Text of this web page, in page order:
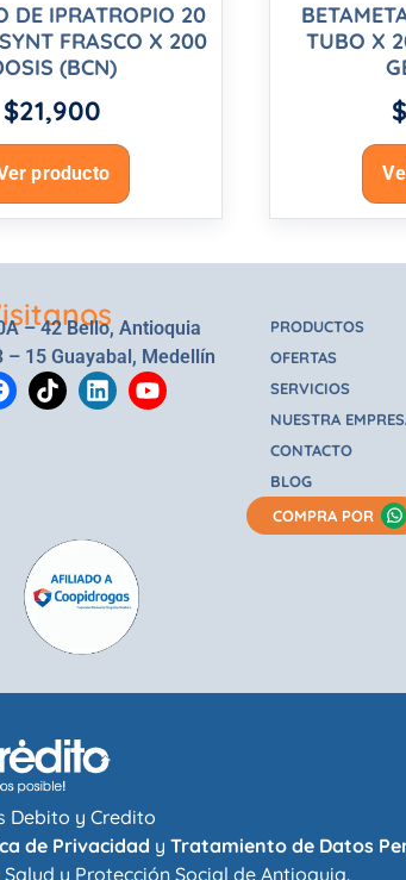
DE IPRATROPIO 20
FRASCO X 200
(BCN)
$21,900
producto
TUBO X
$
– 42 Bello, Antioquia
– 15 Guayabal, Medellín
PRODUCTOS
OFERTAS
SERVICIOS
NUESTRA
CONTACTO
BLOG
COMPRA POR
Debito y Credito
de Privacidad y Tratamiento de Datos
y Protección Social de Antioquia.